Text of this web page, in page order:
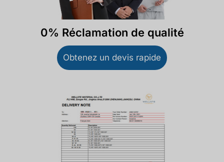
0% Réclamation de qualité
Obtenez un devis rapide